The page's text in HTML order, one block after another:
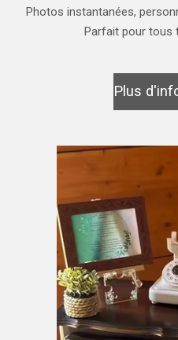
Photos instantanées,
Parfait pour tous
Plus